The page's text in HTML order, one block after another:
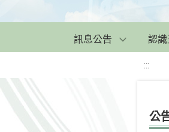
訊息公告 認
:::
公